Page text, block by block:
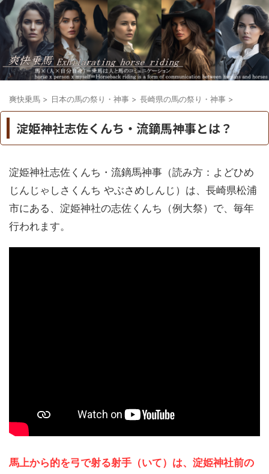
爽快乗馬 > 日本の馬の祭り・神事 > 長崎県の馬の祭り・神事 >
淀姫神社志佐くんち・流鏑馬神事とは？
淀姫神社志佐くんち・流鏑馬神事（読み方：よどひめ
じんじゃしさくんち やぶさめしんじ）は、長崎県松浦
市にある、淀姫神社の志佐くんち（例大祭）で、毎年
行われます。
馬上から的を弓で射る射手（いて）は、淀姫神社前の